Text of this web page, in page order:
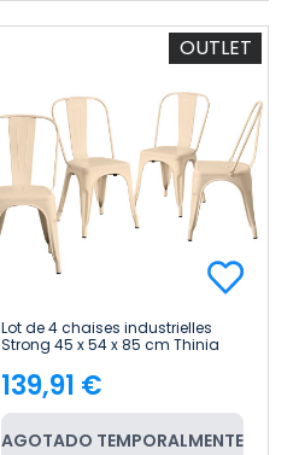
OUTLET
Lot de 4 chaises industrielles
Strong 45 x 54 x 85 cm Thinia
Price
139,91 €
AGOTADO TEMPORALMENTE